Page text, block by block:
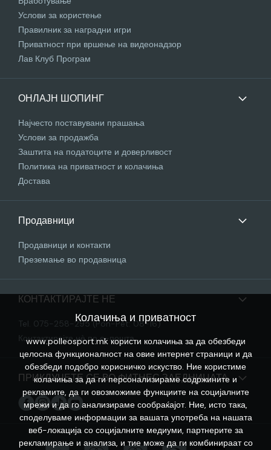
Услови за користење
Правилник за наградни игри
Приватност при вршење на видеонадзор
Лав Клуб Програм
ОНЛАЈН ШОПИНГ
Најчесто поставувани прашања
Услови за продажба
Заштита на податоците и доверливост
Политика на приватност и колачиња
Достава
Продавници
Продавници и контакти
Преземање во продавница
КОНТАКТИРАЈТЕ НЕ
Tel. 075-258-295 (Pon-Pet: 08-16)
Контактирајте нѐ по е-пошта
ПРИКЛУЧЕТЕ СЕ ВО ФИТНЕС ЗАЕДНИЦАТА
Колачиња и приватност
www.polleosport.mk користи колачиња за да обезбеди
целосна функционалност на овие интернет страници и да
обезбеди подобро корисничко искуство. Ние користиме
колачиња за да ги персонализираме содржините и
рекламите, да ги овозможиме функциите на социјалните
мрежи и да го анализираме сообраќајот. Ние, исто така,
споделуваме информации за вашата употреба на нашата
веб-локација со социјалните медиуми, партнерите за
рекламирање и анализа, и тие може да ги комбинираат со